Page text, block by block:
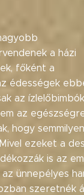
a házi
főként a
édességek
az
az
hogy
ezeket a
is az
ünnepélyes
szeretnék